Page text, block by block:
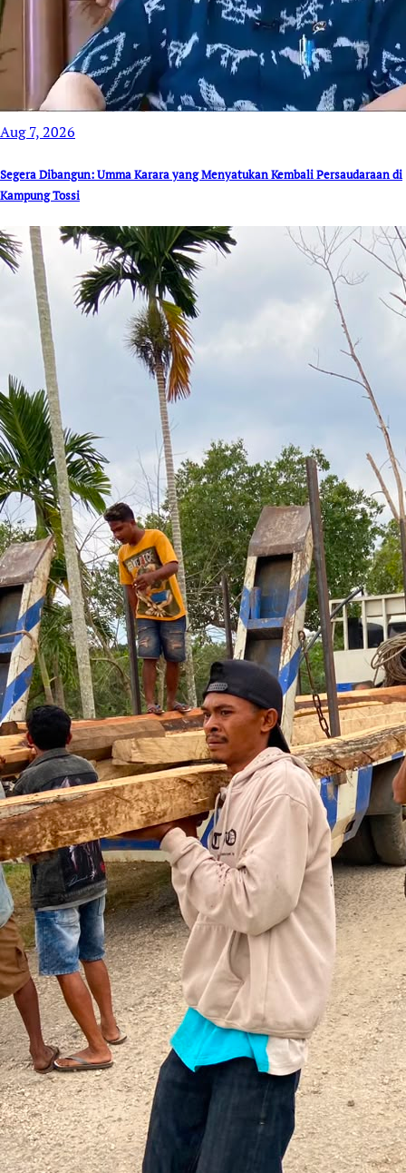
Aug 7, 2026
Segera Dibangun: Umma Karara yang Menyatukan Kembali Persaudaraan di
Kampung Tossi